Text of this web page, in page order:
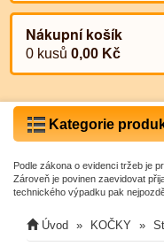
Nákupní košík
0 kusů0,00 Kč
Kategorie
Podle zákona o evidenci tržeb je
Zároveň je povinen zaevidovat
technického výpadku pak
Úvod KOČKY